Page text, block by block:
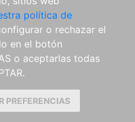
política de
o rechazar el
en el botón
o aceptarlas todas
PREFERENCIAS